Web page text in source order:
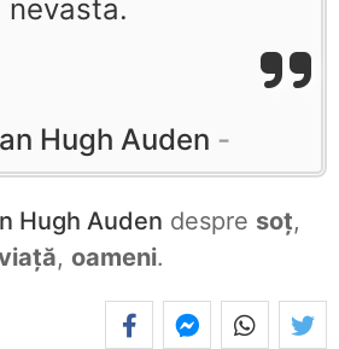
nevasta.
Hugh Auden
Hugh Auden despre soț,
, oameni.